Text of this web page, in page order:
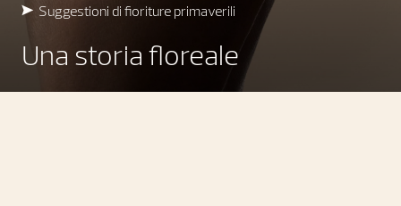
Suggestioni di fioriture primaverili
Una storia floreale